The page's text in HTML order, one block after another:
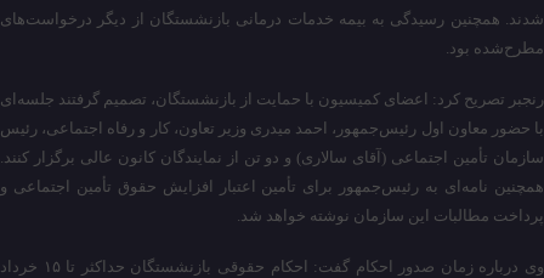
شدند. همچنین رسیدگی به بیمه خدمات درمانی بازنشستگان از دیگر درخواست‌های
مطرح‌شده بود.
رنجبر تصریح کرد: اعضای کمیسیون با حمایت از بازنشستگان، تصمیم گرفتند جلسه‌ای
با حضور معاون اول رئیس‌جمهور، احمد میدری وزیر تعاون، کار و رفاه اجتماعی، رئیس
سازمان تأمین اجتماعی (آقای سالاری) و دو تن از نمایندگان کانون عالی برگزار کنند.
همچنین نامه‌ای به رئیس‌جمهور برای تأمین اعتبار افزایش حقوق تأمین اجتماعی و
پرداخت مطالبات این سازمان نوشته خواهد شد.
وی درباره زمان صدور احکام گفت: احکام حقوقی بازنشستگان حداکثر تا ۱۵ خرداد